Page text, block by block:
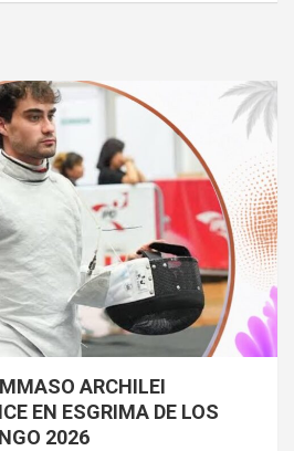
ARCHILEI
EN ESGRIMA DE LOS
2026